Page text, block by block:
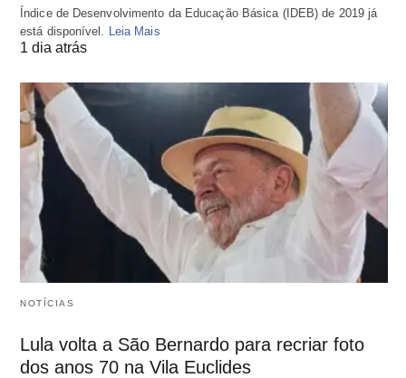
Índice de Desenvolvimento da Educação Básica (IDEB) de 2019 já
está disponível. Leia Mais
1 dia atrás
NOTÍCIAS
Lula volta a São Bernardo para recriar foto
dos anos 70 na Vila Euclides